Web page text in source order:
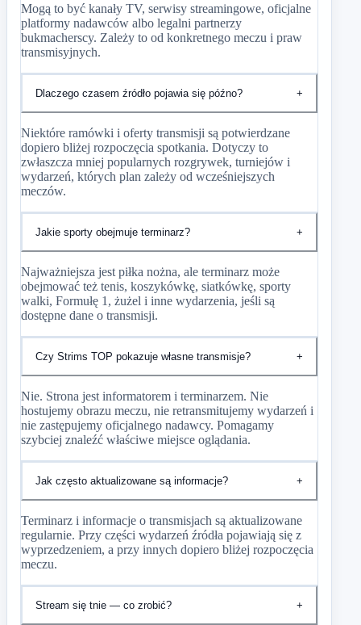
Mogą to być kanały TV, serwisy streamingowe, oficjalne
platformy nadawców albo legalni partnerzy
bukmacherscy. Zależy to od konkretnego meczu i praw
transmisyjnych.
Dlaczego czasem źródło pojawia się późno? +
Niektóre ramówki i oferty transmisji są potwierdzane
dopiero bliżej rozpoczęcia spotkania. Dotyczy to
zwłaszcza mniej popularnych rozgrywek, turniejów i
wydarzeń, których plan zależy od wcześniejszych
meczów.
Jakie sporty obejmuje terminarz? +
Najważniejsza jest piłka nożna, ale terminarz może
obejmować też tenis, koszykówkę, siatkówkę, sporty
walki, Formułę 1, żużel i inne wydarzenia, jeśli są
dostępne dane o transmisji.
Czy Strims TOP pokazuje własne transmisje? +
Nie. Strona jest informatorem i terminarzem. Nie
hostujemy obrazu meczu, nie retransmitujemy wydarzeń i
nie zastępujemy oficjalnego nadawcy. Pomagamy
szybciej znaleźć właściwe miejsce oglądania.
Jak często aktualizowane są informacje? +
Terminarz i informacje o transmisjach są aktualizowane
regularnie. Przy części wydarzeń źródła pojawiają się z
wyprzedzeniem, a przy innych dopiero bliżej rozpoczęcia
meczu.
Stream się tnie — co zrobić? +